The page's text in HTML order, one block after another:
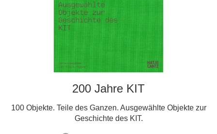
200 Jahre KIT
100 Objekte. Teile des Ganzen. Ausgewählte Objekte zur
Geschichte des KIT.